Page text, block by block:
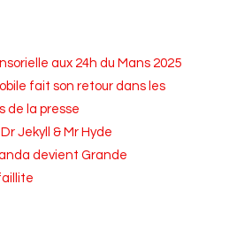
aux 24h du Mans 2025
fait son retour dans les
de la presse
Jekyll & Mr Hyde
devient Grande